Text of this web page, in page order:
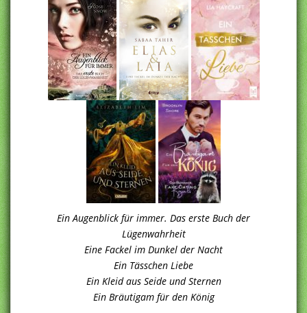
Ein Augenblick für immer. Das erste Buch der
Lügenwahrheit
Eine Fackel im Dunkel der Nacht
Ein Tässchen Liebe
Ein Kleid aus Seide und Sternen
Ein Bräutigam für den König